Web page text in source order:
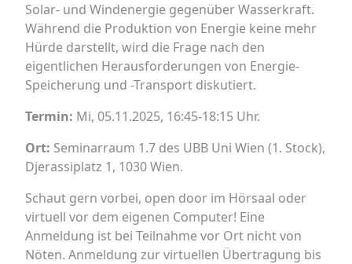
Solar- und Windenergie gegenüber Wasserkraft.
Während die Produktion von Energie keine mehr
Hürde darstellt, wird die Frage nach den
eigentlichen Herausforderungen von Energie-
Speicherung und -Transport diskutiert.
Termin: Mi, 05.11.2025, 16:45-18:15 Uhr.
Ort: Seminarraum 1.7 des UBB Uni Wien (1. Stock),
Djerassiplatz 1, 1030 Wien.
Schaut gern vorbei, open door im Hörsaal oder
virtuell vor dem eigenen Computer! Eine
Anmeldung ist bei Teilnahme vor Ort nicht von
Nöten. Anmeldung zur virtuellen Übertragung bis